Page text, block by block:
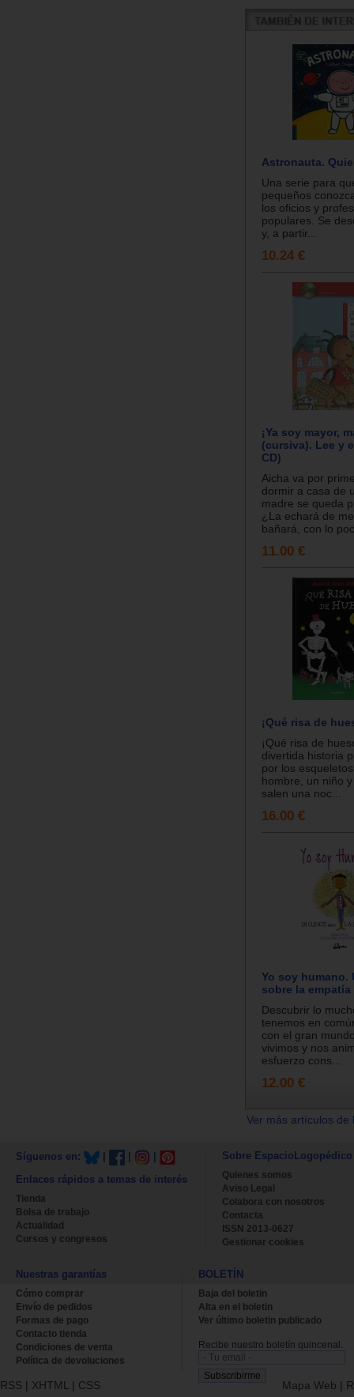
Astronauta.
Una serie para
pequeños
los oficios y
populares. Se
y, a partir...
10.24 €
¡Ya soy mayor,
(cursiva). Lee y
CD)
Aicha va por
dormir a casa de
madre se queda
¿La echará de
bañará, con lo
11.00 €
¡Qué risa de
¡Qué risa de
divertida historia
por los
hombre, un niño
salen una noc...
16.00 €
Yo soy humano.
sobre la empatía
Descubrir lo
tenemos en
con el gran
vivimos y nos
esfuerzo cons...
12.00 €
Ver más artículos
Síguenos en:
Enlaces rápidos a temas de interés
Tienda
Bolsa de trabajo
Actualidad
Cursos y congresos
Sobre EspacioLogopédico
Quienes somos
Aviso Legal
Colabora con nosotros
Contacta
ISSN 2013-0627
Gestionar cookies
Nuestras garantías
Cómo comprar
Envío de pedidos
Formas de pago
Contacto tienda
Condiciones de venta
Política de devoluciones
BOLETÍN
Baja del boletin
Alta en el boletin
Ver último boletin publicado
Recibe nuestro boletín quincenal.
RSS | XHTML | CSS Mapa Web |